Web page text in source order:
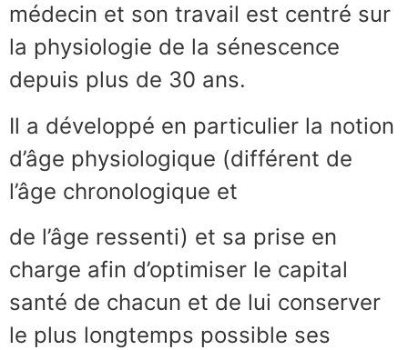
médecin et son travail est centré sur
la physiologie de la sénescence
depuis plus de 30 ans.
Il a développé en particulier la notion
d’âge physiologique (différent de
l’âge chronologique et
de l’âge ressenti) et sa prise en
charge afin d’optimiser le capital
santé de chacun et de lui conserver
le plus longtemps possible ses